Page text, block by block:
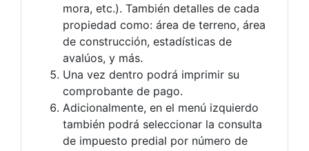
mora, etc.). También detalles de cada
propiedad como: área de terreno, área
de construcción, estadísticas de
avalúos, y más.
Una vez dentro podrá imprimir su
comprobante de pago.
Adicionalmente, en el menú izquierdo
también podrá seleccionar la consulta
de impuesto predial por número de